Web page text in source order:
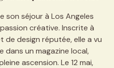
son séjour à Los Angeles
créative. Inscrite à
de design réputée, elle a vu
dans un magazine local,
ascension. Le 12 mai,